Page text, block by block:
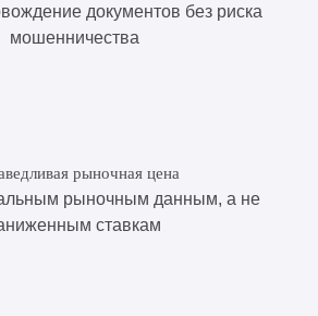
документов без риска
мошенничества
рыночная цена
рыночным данным, а не
ставкам